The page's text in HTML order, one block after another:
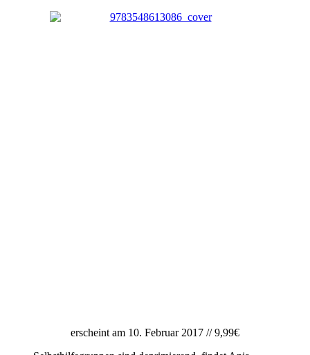
erscheint am 10. Februar 2017 // 9,99€